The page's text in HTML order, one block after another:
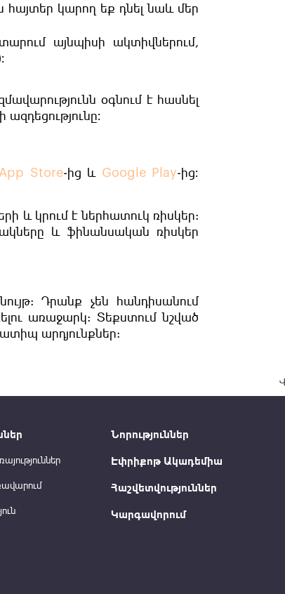
կարող եք դնել նաև մեր
այնպիսի ակտիվներում,
օգնում է հասնել
App Store-ից և Google Play-ից։
և կրում է ներհատուկ ռիսկեր:
և ֆինանսական ռիսկեր
Դրանք չեն հանդիսանում
առաջարկ: Տեքստում նշված
արդյունքներ:
Նորություններ
Էփրիքոթ Ակադեմիա
Հաշվետվություններ
Կարգավորում